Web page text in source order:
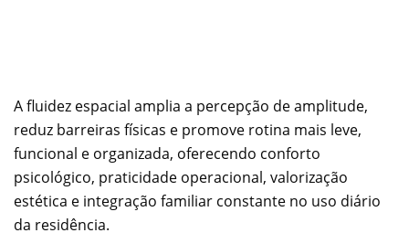
A fluidez espacial amplia a percepção de amplitude,
reduz barreiras físicas e promove rotina mais leve,
funcional e organizada, oferecendo conforto
psicológico, praticidade operacional, valorização
estética e integração familiar constante no uso diário
da residência.